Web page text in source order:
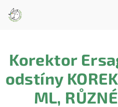
obsah
Korektor
odstíny
ML,